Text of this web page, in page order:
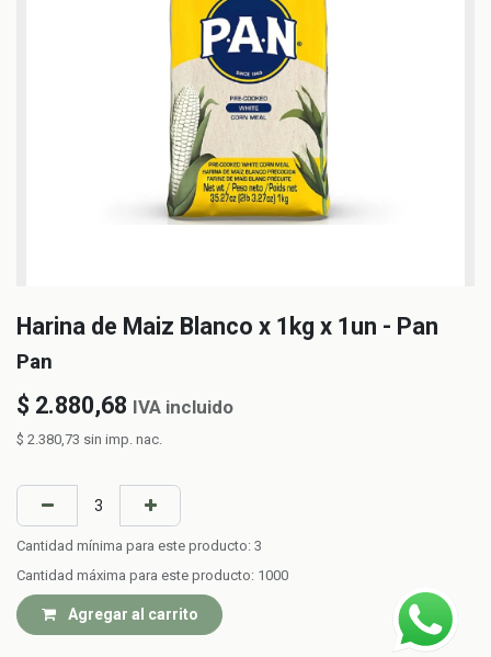
Harina de Maiz Blanco x 1kg x 1un - Pan
Pan
$ 2.880,68 IVA incluido
$ 2.380,73 sin imp. nac.
Cantidad mínima para este producto: 3
Cantidad máxima para este producto: 1000
Agregar al carrito